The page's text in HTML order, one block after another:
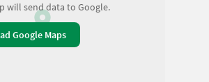
will send data to Google.
Google Maps